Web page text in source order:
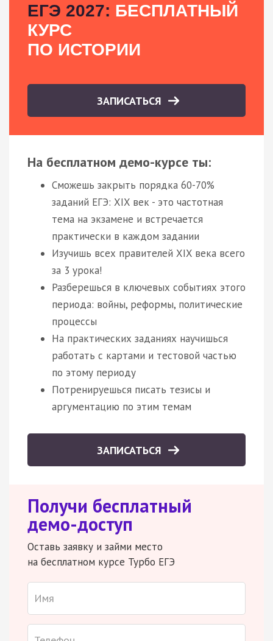
ЕГЭ 2027: БЕСПЛАТНЫЙ
КУРС
ПО ИСТОРИИ
ЗАПИСАТЬСЯ
На бесплатном демо-курсе ты:
Сможешь закрыть порядка 60-70%
заданий ЕГЭ: XIX век - это частотная
тема на экзамене и встречается
практически в каждом задании
Изучишь всех правителей XIX века всего
за 3 урока!
Разберешься в ключевых событиях этого
периода: войны, реформы, политические
процессы
На практических заданиях научишься
работать с картами и тестовой частью
по этому периоду
Потренируешься писать тезисы и
аргументацию по этим темам
ЗАПИСАТЬСЯ
Получи бесплатный
демо-доступ
Оставь заявку и займи место
на бесплатном курсе Турбо ЕГЭ